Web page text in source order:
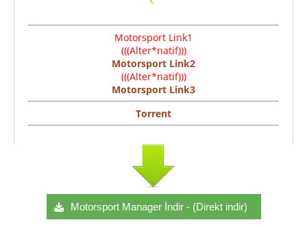
Motorsport Link1
(((Alter*natif)))
Motorsport Link2
(((Alter*natif)))
Motorsport Link3
Torrent
Motorsport Manager İndir - (Direkt indir)